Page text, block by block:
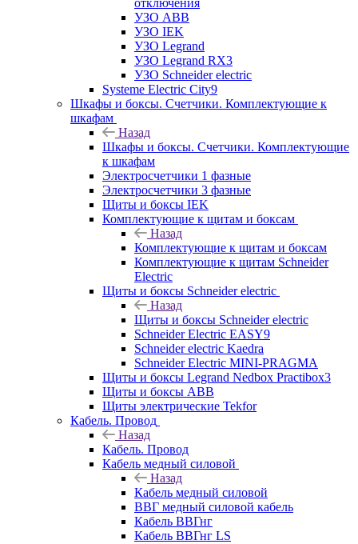
УЗО ABB
УЗО IEK
УЗО Legrand
УЗО Legrand RX3
УЗО Schneider electric
Systeme Electric City9
Шкафы и боксы. Счетчики. Комплектующие к
шкафам
Назад
Шкафы и боксы. Счетчики. Комплектующие
к шкафам
Электросчетчики 1 фазные
Электросчетчики 3 фазные
Щиты и боксы IEK
Комплектующие к щитам и боксам
Назад
Комплектующие к щитам и боксам
Комплектующие к щитам Schneider
Electric
Щиты и боксы Schneider electric
Назад
Щиты и боксы Schneider electric
Schneider Electric EASY9
Schneider electric Kaedra
Schneider Electric MINI-PRAGMA
Щиты и боксы Legrand Nedbox Practibox3
Щиты и боксы ABB
Щиты электрические Tekfor
Кабель. Провод
Назад
Кабель. Провод
Кабель медный силовой
Назад
Кабель медный силовой
ВВГ медный силовой кабель
Кабель ВВГнг
Кабель ВВГнг LS